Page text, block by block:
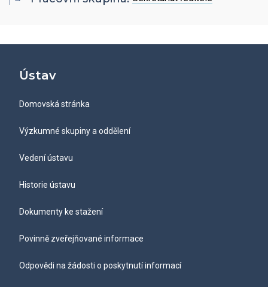
Veřejné zakázky
Nabídky zaměstnání
Hledat
EN
Ústav
Domovská stránka
Výzkumné skupiny a oddělení
Vedení ústavu
Historie ústavu
Dokumenty ke stažení
Povinně zveřejňované informace
Odpovědi na žádosti o poskytnutí informací